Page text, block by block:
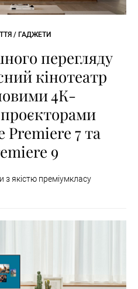
/ ГАДЖЕТИ
перегляду
кінотеатр
4К-
Premiere 7 та
9
з якістю преміумкласу